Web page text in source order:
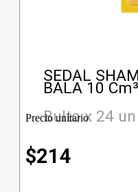
SEDAL
BALA 10 Cm³
Bulto x 24 un
Precio unitario
$214